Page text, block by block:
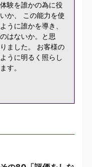
験を誰かの為に役
か、 この能力を使
うに誰かを導き、
はないか。と思
ました。 お客様の
うに明るく照らし
す。